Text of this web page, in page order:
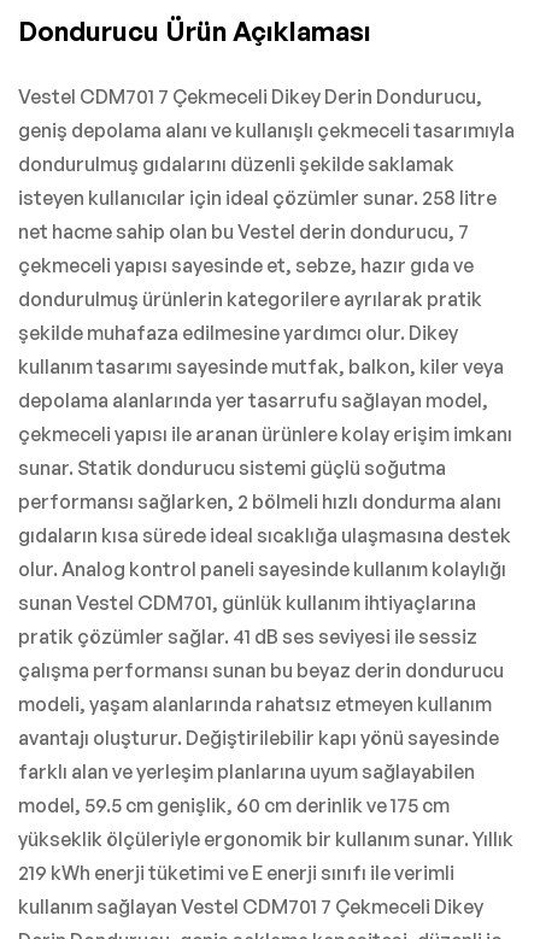
Dondurucu Ürün Açıklaması
Vestel CDM701 7 Çekmeceli Dikey Derin Dondurucu,
geniş depolama alanı ve kullanışlı çekmeceli tasarımıyla
dondurulmuş gıdalarını düzenli şekilde saklamak
isteyen kullanıcılar için ideal çözümler sunar. 258 litre
net hacme sahip olan bu Vestel derin dondurucu, 7
çekmeceli yapısı sayesinde et, sebze, hazır gıda ve
dondurulmuş ürünlerin kategorilere ayrılarak pratik
şekilde muhafaza edilmesine yardımcı olur. Dikey
kullanım tasarımı sayesinde mutfak, balkon, kiler veya
depolama alanlarında yer tasarrufu sağlayan model,
çekmeceli yapısı ile aranan ürünlere kolay erişim imkanı
sunar. Statik dondurucu sistemi güçlü soğutma
performansı sağlarken, 2 bölmeli hızlı dondurma alanı
gıdaların kısa sürede ideal sıcaklığa ulaşmasına destek
olur. Analog kontrol paneli sayesinde kullanım kolaylığı
sunan Vestel CDM701, günlük kullanım ihtiyaçlarına
pratik çözümler sağlar. 41 dB ses seviyesi ile sessiz
çalışma performansı sunan bu beyaz derin dondurucu
modeli, yaşam alanlarında rahatsız etmeyen kullanım
avantajı oluşturur. Değiştirilebilir kapı yönü sayesinde
farklı alan ve yerleşim planlarına uyum sağlayabilen
model, 59.5 cm genişlik, 60 cm derinlik ve 175 cm
yükseklik ölçüleriyle ergonomik bir kullanım sunar. Yıllık
219 kWh enerji tüketimi ve E enerji sınıfı ile verimli
kullanım sağlayan Vestel CDM701 7 Çekmeceli Dikey